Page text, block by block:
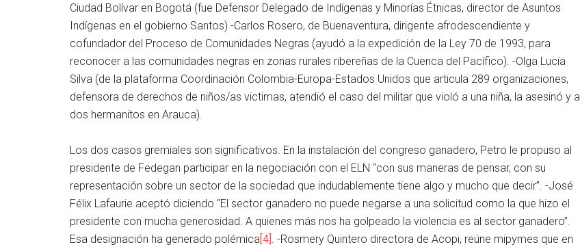
Ciudad Bolívar en Bogotá (fue Defensor Delegado de Indígenas y Minorías Étnicas, director de Asuntos
Indígenas en el gobierno Santos) -Carlos Rosero, de Buenaventura, dirigente afrodescendiente y
cofundador del Proceso de Comunidades Negras (ayudó a la expedición de la Ley 70 de 1993, para
reconocer a las comunidades negras en zonas rurales ribereñas de la Cuenca del Pacífico). -Olga Lucía
Silva (de la plataforma Coordinación Colombia-Europa-Estados Unidos que articula 289 organizaciones,
defensora de derechos de niños/as victimas, atendió el caso del militar que violó a una niña, la asesinó y a
dos hermanitos en Arauca).
Los dos casos gremiales son significativos. En la instalación del congreso ganadero, Petro le propuso al
presidente de Fedegan participar en la negociación con el ELN “con sus maneras de pensar, con su
representación sobre un sector de la sociedad que indudablemente tiene algo y mucho que decir”. -José
Félix Lafaurie aceptó diciendo “El sector ganadero no puede negarse a una solicitud como la que hizo el
presidente con mucha generosidad. A quienes más nos ha golpeado la violencia es al sector ganadero”.
Esa designación ha generado polémica[4] . -Rosmery Quintero directora de Acopi, reúne mipymes que en